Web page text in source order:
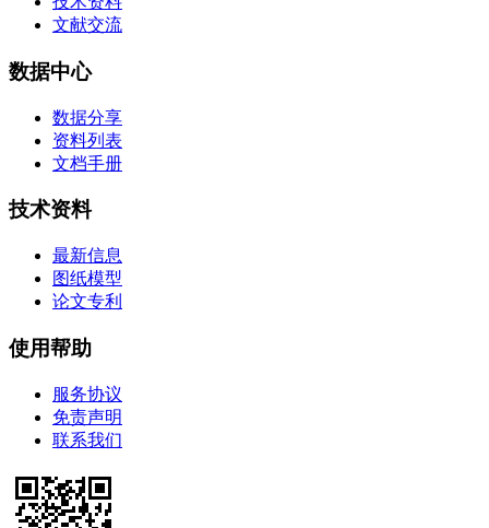
文献交流
数据中心
数据分享
资料列表
文档手册
技术资料
最新信息
图纸模型
论文专利
使用帮助
服务协议
免责声明
联系我们